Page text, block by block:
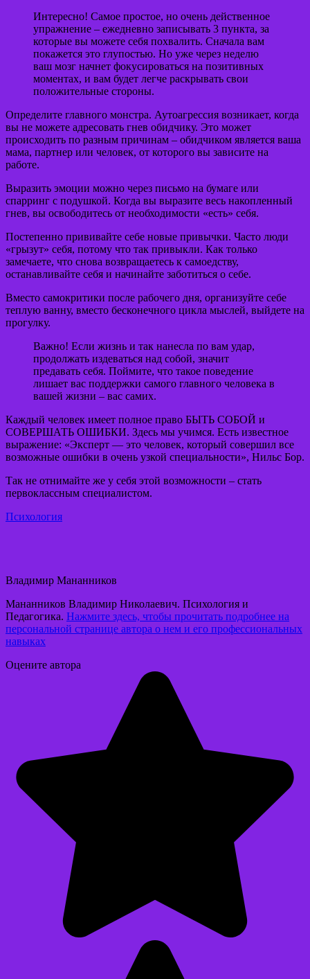
Интересно! Самое простое, но очень действенное
упражнение – ежедневно записывать 3 пункта, за
которые вы можете себя похвалить. Сначала вам
покажется это глупостью. Но уже через неделю
ваш мозг начнет фокусироваться на позитивных
моментах, и вам будет легче раскрывать свои
положительные стороны.
Определите главного монстра. Аутоагрессия возникает, когда
вы не можете адресовать гнев обидчику. Это может
происходить по разным причинам – обидчиком является ваша
мама, партнер или человек, от которого вы зависите на
работе.
Выразить эмоции можно через письмо на бумаге или
спарринг с подушкой. Когда вы выразите весь накопленный
гнев, вы освободитесь от необходимости «есть» себя.
Постепенно прививайте себе новые привычки. Часто люди
«грызут» себя, потому что так привыкли. Как только
замечаете, что снова возвращаетесь к самоедству,
останавливайте себя и начинайте заботиться о себе.
Вместо самокритики после рабочего дня, организуйте себе
теплую ванну, вместо бесконечного цикла мыслей, выйдете на
прогулку.
Важно! Если жизнь и так нанесла по вам удар,
продолжать издеваться над собой, значит
предавать себя. Поймите, что такое поведение
лишает вас поддержки самого главного человека в
вашей жизни – вас самих.
Каждый человек имеет полное право БЫТЬ СОБОЙ и
СОВЕРШАТЬ ОШИБКИ. Здесь мы учимся. Есть известное
выражение: «Эксперт — это человек, который совершил все
возможные ошибки в очень узкой специальности», Нильс Бор.
Так не отнимайте же у себя этой возможности – стать
первоклассным специалистом.
Психология
Владимир Мананников
Мананников Владимир Николаевич. Психология и
Педагогика. Нажмите здесь, чтобы прочитать подробнее на
персональной странице автора о нем и его профессиональных
навыках
Оцените автора